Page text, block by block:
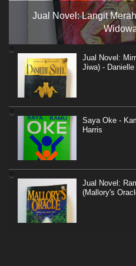
Jual Novel: Langit
Jual Novel:
Jiwa) - Danielle
Saya Oke -
Harris
Jual Novel:
(Mallory's